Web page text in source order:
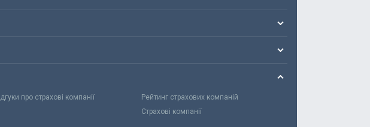
про страхові компанії
Рейтинг страхових компаній
Страхові компанії